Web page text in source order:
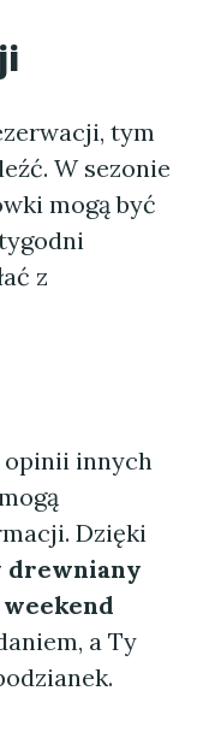
tym
W sezonie
mogą być
z
opinii innych
Dzięki
drewniany
a Ty